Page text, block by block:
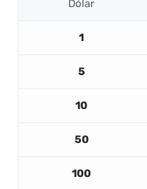
Dólar
1
5
10
50
100